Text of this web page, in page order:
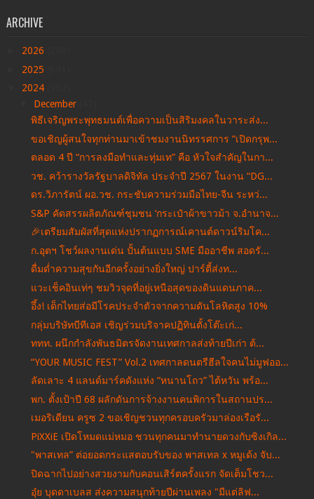
ARCHIVE
2026
2025
2024
December
พิธีเจริญพระพุทธมนต์เพื่อความเป็นสิริมงคลในวาระส่ง...
ขอเชิญผู้สนใจทุกท่านมาเข้าชมงานนิทรรศการ “เปิดกรุพ...
ตลอด 4 ปี “การลงมือทำและทุ่มเท” คือ หัวใจสำคัญในกา...
วช. คว้ารางวัลรัฐบาลดิจิทัล ประจำปี 2567 ในงาน “DG...
ดร.วิภารัตน์ ผอ.วช. กระชับความร่วมมือไทย-จีน ระหว่...
S&P คัดสรรผลิตภัณฑ์ชุมชน ‘กระเป๋าผ้าขาวม้า จ.อำนาจ...
🎉เตรียมสัมผัสที่สุดแห่งปรากฏการณ์เคานต์ดาวน์ริมโค...
ก.อุตฯ โชว์ผลงานเด่น ปั้นต้นแบบ SME มืออาชีพ สอดรั...
ดื่มด่ำความสุขกันอีกครั้งอย่างยิ่งใหญ่ ปาร์ตี้ส่งท...
แวะเช็คอินเท่ๆ ชมวิวจุดที่อยู่เหนือสุดของดินแดนภาค...
อึ้ง! เด็กไทยส่อมีโรคประจำตัวจากความดันโลหิตสูง 10%
กลุ่มบริษัทบีทีเอส เชิญร่วมบริจาคปฏิทินตั้งโต๊ะเก่...
ททท. ผนึกกำลังพันธมิตรจัดงานเทศกาลส่งท้ายปีเก่า ต้...
“YOUR MUSIC FEST” Vol.2 เทศกาลดนตรีฮีลใจคนไม่มูฟออ...
ลัดเลาะ 4 แลนด์มาร์คดังแห่ง “หนานโถว” ไต้หวัน พร้อ...
พก. ตั้งเป้าปี 68 ผลักดันการจ้างงานคนพิการในสถานปร...
เมอริเดียน ครูซ 2 ขอเชิญชวนทุกครอบครัวมาล่องเรือรั...
PiXXiE เปิดโหมดแม่หมอ ชวนทุกคนมาทำนายดวงกับซิงเกิล...
"พาสเทล” ต่อยอดกระแสตอบรับของ พาสเทล x หมูเด้ง จับ...
ปิดฉากไปอย่างสวยงามกับคอนเสิร์ตครั้งแรก จัดเต็มโชว...
อุ๋ย บุดดาเบลส ส่งความสนุกท้ายปีผ่านเพลง "มีแต่ลิฟ...